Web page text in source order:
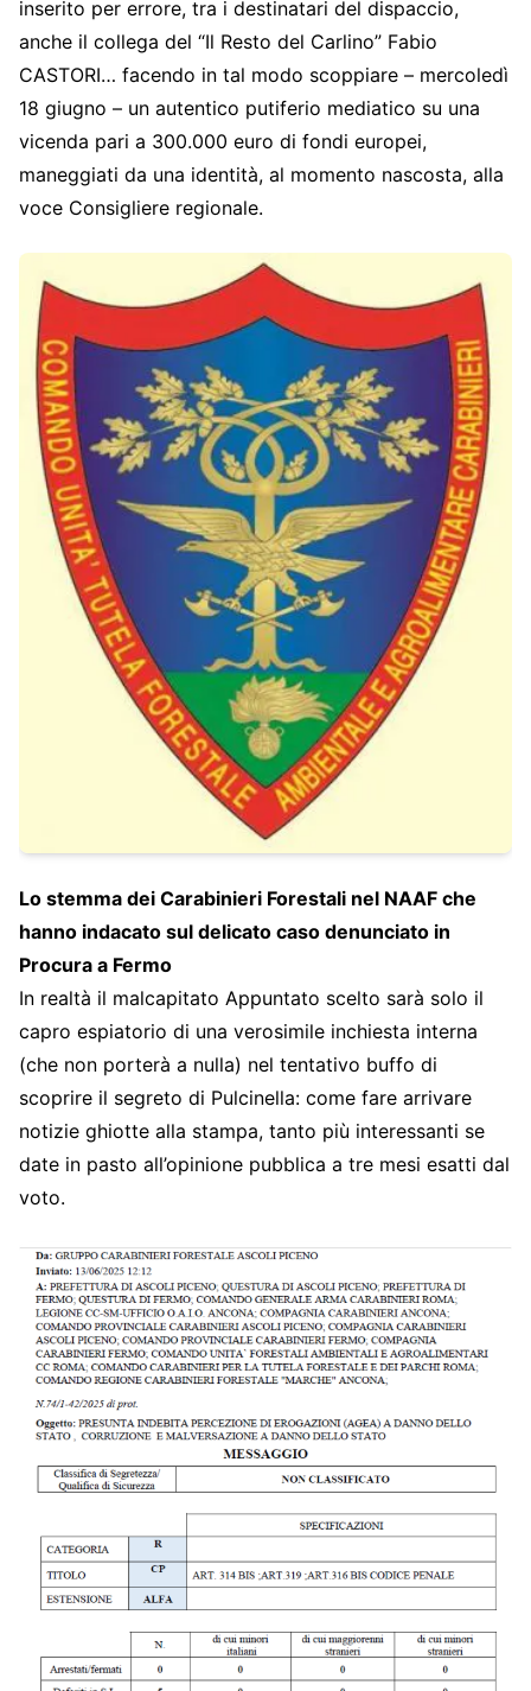
inserito per errore, tra i destinatari del dispaccio,
anche il collega del “Il Resto del Carlino” Fabio
CASTORI… facendo in tal modo scoppiare – mercoledì
18 giugno – un autentico putiferio mediatico su una
vicenda pari a 300.000 euro di fondi europei,
maneggiati da una identità, al momento nascosta, alla
voce Consigliere regionale.
Lo stemma dei Carabinieri Forestali nel NAAF che
hanno indacato sul delicato caso denunciato in
Procura a Fermo
In realtà il malcapitato Appuntato scelto sarà solo il
capro espiatorio di una verosimile inchiesta interna
(che non porterà a nulla) nel tentativo buffo di
scoprire il segreto di Pulcinella: come fare arrivare
notizie ghiotte alla stampa, tanto più interessanti se
date in pasto all’opinione pubblica a tre mesi esatti dal
voto.